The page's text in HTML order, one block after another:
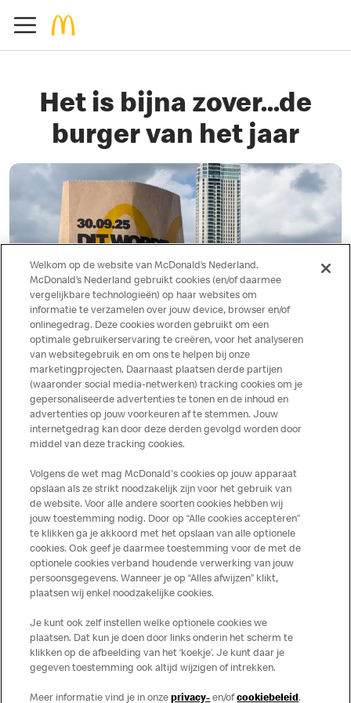
Het is bijna zover...de
burger van het jaar
Deze burger is speciaal ontwikkeld voor beef
lovers!
Er is maar één hap nodig en je bent verkocht.
Houd die craving dus nog even in bedwang en
zet30 septemberin de agenda.
Want vanaf30 september
genieten!
Stay tuned...
Over ons
Services
Contact
Welkom op de website van McDonald’s Nederland.
McDonald’s Nederland gebruikt cookies (en/of daarmee
vergelijkbare technologieën) op haar websites om
informatie te verzamelen over jouw device, browser en/of
onlinegedrag. Deze cookies worden gebruikt om een
optimale gebruikerservaring te creëren, voor het analyseren
van websitegebruik en om ons te helpen bij onze
marketingprojecten. Daarnaast plaatsen derde partijen
(waaronder social media-netwerken) tracking cookies om je
gepersonaliseerde advertenties te tonen en de inhoud en
advertenties op jouw voorkeuren af te stemmen. Jouw
internetgedrag kan door deze derden gevolgd worden door
middel van deze tracking cookies.
Volgens de wet mag McDonald's cookies op jouw apparaat
opslaan als ze strikt noodzakelijk zijn voor het gebruik van
de website. Voor alle andere soorten cookies hebben wij
jouw toestemming nodig. Door op “Alle cookies accepteren”
te klikken ga je akkoord met het opslaan van alle optionele
cookies. Ook geef je daarmee toestemming voor de met de
optionele cookies verband houdende verwerking van jouw
persoonsgegevens. Wanneer je op “Alles afwijzen” klikt,
plaatsen wij enkel noodzakelijke cookies.
Je kunt ook zelf instellen welke optionele cookies we
plaatsen. Dat kun je doen door links onderin het scherm te
klikken op de afbeelding van het ‘koekje’. Je kunt daar je
gegeven toestemming ook altijd wijzigen of intrekken.
Meer informatie vind je in onzeprivacy- en/ofcookiebeleid.